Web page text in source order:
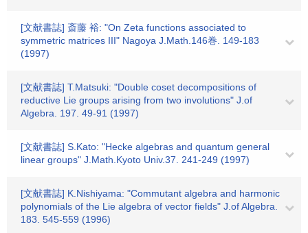
[文献書誌] 斎藤 裕: "On Zeta functions associated to
symmetric matrices III" Nagoya J.Math.146巻. 149-183
(1997)
[文献書誌] T.Matsuki: "Double coset decompositions of
reductive Lie groups arising from two involutions" J.of
Algebra. 197. 49-91 (1997)
[文献書誌] S.Kato: "Hecke algebras and quantum general
linear groups" J.Math.Kyoto Univ.37. 241-249 (1997)
[文献書誌] K.Nishiyama: "Commutant algebra and harmonic
polynomials of the Lie algebra of vector fields" J.of Algebra.
183. 545-559 (1996)